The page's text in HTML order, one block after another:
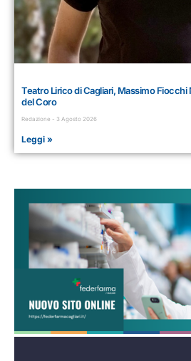
Teatro Lirico di Cagliari, Massimo
del Coro
Redazione 3 Agosto 2026
Leggi »